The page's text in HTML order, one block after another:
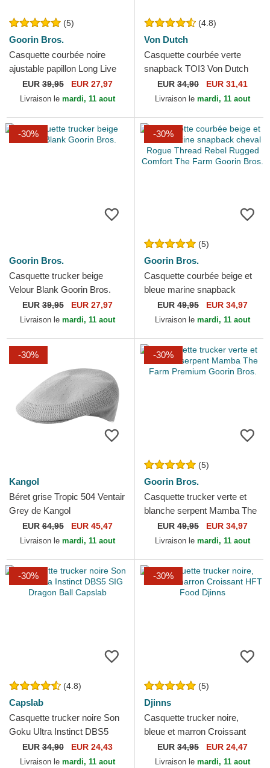
(5)
Goorin Bros.
Casquette courbée noire
ajustable papillon Long Live
The Queen The Farm Lady
Balls Goorin Bros.
EUR39,95 EUR 27,97
Livraison le mardi, 11 aout
(4.8)
Von Dutch
Casquette courbée verte
snapback TOI3 Von Dutch
EUR 34,90 EUR 31,41
Livraison le mardi, 11 aout
-30%
Goorin Bros.
Casquette trucker beige
Velour Blank Goorin Bros.
EUR39,95 EUR 27,97
Livraison le mardi, 11 aout
-30%
(5)
Goorin Bros.
Casquette courbée beige et
bleue marine snapback
cheval Rogue Thread Rebel
Rugged Comfort The...
EUR 49,95 EUR 34,97
Livraison le mardi, 11 aout
-30%
Kangol
Béret grise Tropic 504 Ventair
Grey de Kangol
EUR64,95 EUR 45,47
Livraison le mardi, 11 aout
-30%
(5)
Goorin Bros.
Casquette trucker verte et
blanche serpent Mamba The
Farm Premium Goorin Bros.
EUR 49,95 EUR 34,97
Livraison le mardi, 11 aout
-30%
(4.8)
Capslab
Casquette trucker noire Son
Goku Ultra Instinct DBS5
SIG Dragon Ball Capslab
EUR34,90 EUR 24,43
Livraison le mardi, 11 aout
-30%
(5)
Djinns
Casquette trucker noire,
bleue et marron Croissant
HFT Food Djinns
EUR 34,95 EUR 24,47
Livraison le mardi, 11 aout